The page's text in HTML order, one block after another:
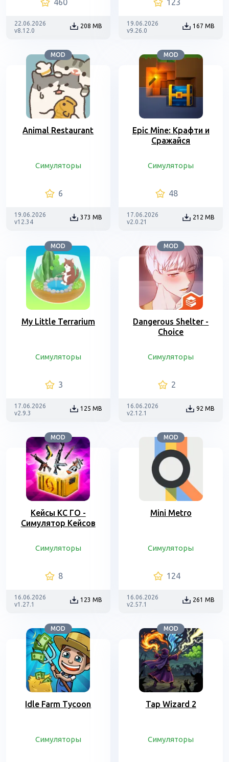
460
22.06.2026
v8.12.0
208 MB
123
19.06.2026
v9.26.0
167 MB
MOD
Animal Restaurant
Симуляторы
6
19.06.2026
v12.34
373 MB
MOD
Epic Mine: Крафти и
Сражайся
Симуляторы
48
17.06.2026
v2.0.21
212 MB
MOD
My Little Terrarium
Симуляторы
3
17.06.2026
v2.9.3
125 MB
MOD
Dangerous Shelter -
Choice
Симуляторы
2
16.06.2026
v2.12.1
92 MB
MOD
Кейсы КС ГО -
Симулятор Кейсов
Симуляторы
8
16.06.2026
v1.27.1
123 MB
MOD
Mini Metro
Симуляторы
124
16.06.2026
v2.57.1
261 MB
MOD
Idle Farm Tycoon
Симуляторы
MOD
Tap Wizard 2
Симуляторы